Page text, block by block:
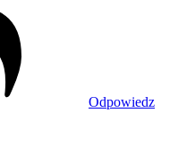
Odpowiedz